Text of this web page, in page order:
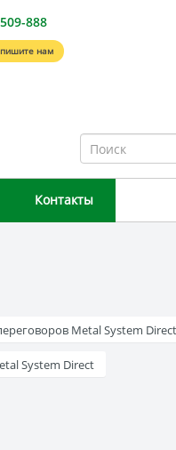
888
нам
Контакты
Metal System Direct
System Direct